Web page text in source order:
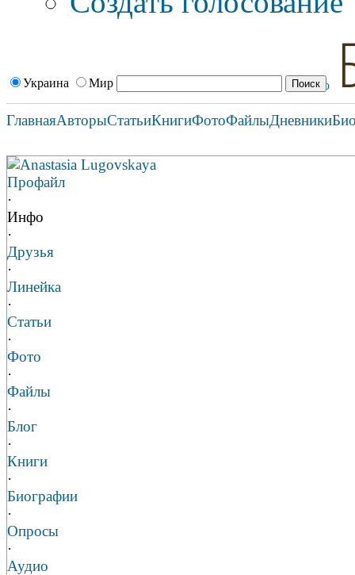
Украина Мир
ГлавнаяАвторыСтатьиКнигиФотоФайлыДневники
Anastasia Lugovskaya
Профайл
·
Инфо
·
Друзья
·
Линейка
·
Статьи
·
Фото
·
Файлы
·
Блог
·
Книги
·
Биографии
·
Опросы
·
Аудио